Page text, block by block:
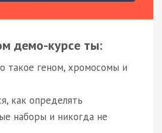
демо-курсе ты:
такое геном, хромосомы и
как определять
наборы и никогда не